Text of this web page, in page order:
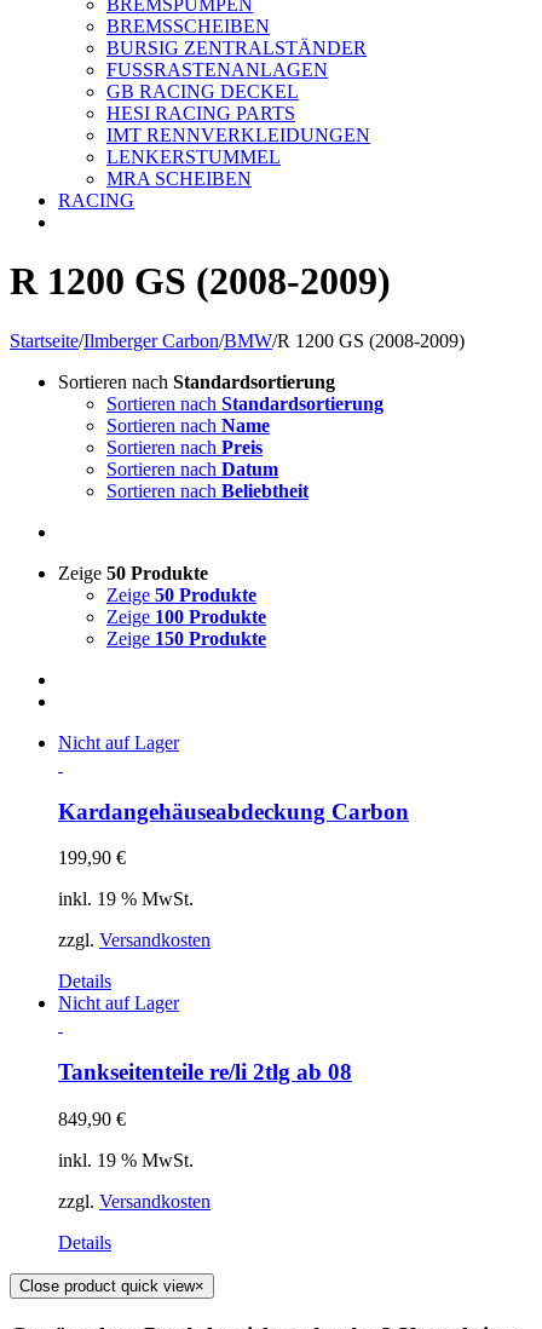
BREMSPUMPEN
BREMSSCHEIBEN
BURSIG ZENTRALSTÄNDER
FUSSRASTENANLAGEN
GB RACING DECKEL
HESI RACING PARTS
IMT RENNVERKLEIDUNGEN
LENKERSTUMMEL
MRA SCHEIBEN
RACING
R 1200 GS (2008-2009)
Startseite/Ilmberger Carbon/BMW/R 1200 GS (2008-2009)
Sortieren nach Standardsortierung
Sortieren nach Standardsortierung
Sortieren nach Name
Sortieren nach Preis
Sortieren nach Datum
Sortieren nach Beliebtheit
Zeige 50 Produkte
Zeige 50 Produkte
Zeige 100 Produkte
Zeige 150 Produkte
Nicht auf Lager
Kardangehäuseabdeckung Carbon
199,90 €
inkl. 19 % MwSt.
zzgl. Versandkosten
Details
Nicht auf Lager
Tankseitenteile re/li 2tlg ab 08
849,90 €
inkl. 19 % MwSt.
zzgl. Versandkosten
Details
Close product quick view×